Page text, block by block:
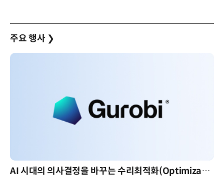
주요 행사 ❯
AI 시대의 의사결정을 바꾸는 수리최적화(Optimization): 실제 산업 적용 사례와 활용 전략